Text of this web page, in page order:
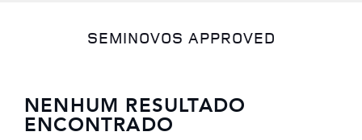
SEMINOVOS APPROVED
NENHUM RESULTADO
ENCONTRADO